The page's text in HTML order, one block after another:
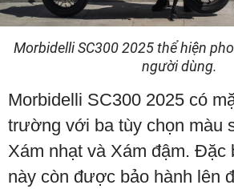
Morbidelli SC300 2025 thể hiện
người dùng.
Morbidelli SC300 2025 có
trường với ba tùy chọn màu
Xám nhạt và Xám đậm. Đặc
này còn được bảo hành lên